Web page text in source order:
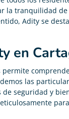
la tranquilidad
Adity se
en
las
seguridad y